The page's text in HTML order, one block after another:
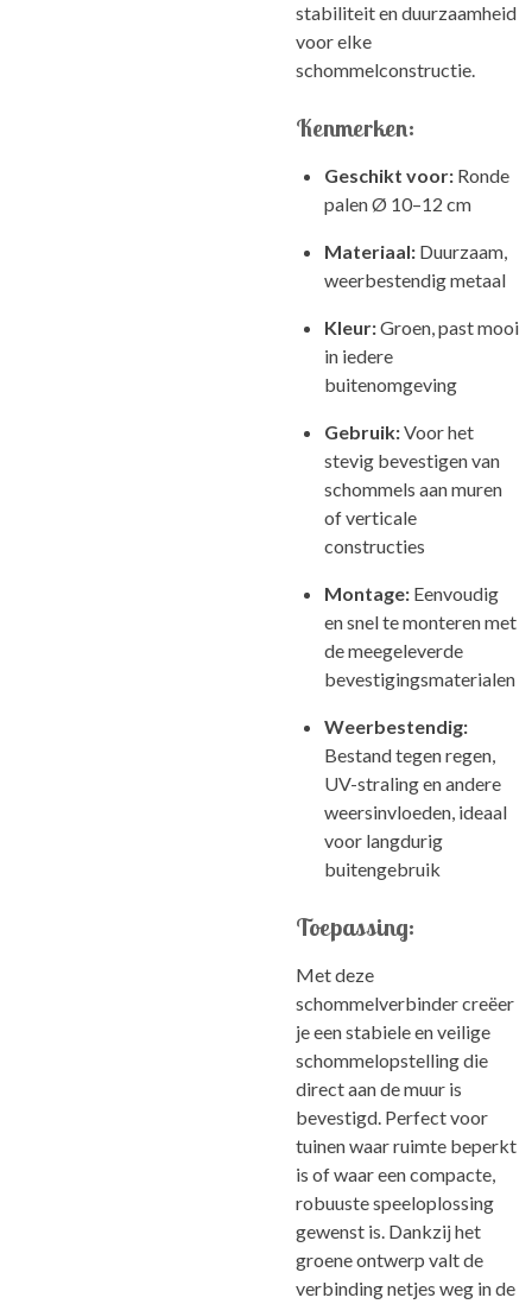
stabiliteit en duurzaamheid
voor elke
schommelconstructie.
Kenmerken:
Geschikt voor: Ronde
palen Ø 10–12 cm
Materiaal: Duurzaam,
weerbestendig metaal
Kleur:Groen, past mooi
in iedere
buitenomgeving
Gebruik:Voor het
stevig bevestigen van
schommels aan muren
of verticale
constructies
Montage: Eenvoudig
en snel te monteren met
de meegeleverde
bevestigingsmaterialen
Weerbestendig:
Bestand tegen regen,
UV-straling en andere
weersinvloeden, ideaal
voor langdurig
buitengebruik
Toepassing:
Met deze
schommelverbinder creëer
je een stabiele en veilige
schommelopstelling die
direct aan de muur is
bevestigd. Perfect voor
tuinen waar ruimte beperkt
is of waar een compacte,
robuuste speeloplossing
gewenst is. Dankzij het
groene ontwerp valt de
verbinding netjes weg in de